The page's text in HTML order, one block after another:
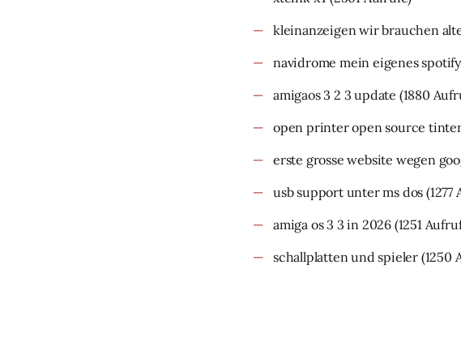
kleinanzeigen wir brauchen
navidrome mein eigenes spotify
amigaos 3 2 3 update (1880
open printer open source
erste grosse website wegen
usb support unter ms dos (1277
amiga os 3 3 in 2026 (1251
schallplatten und spieler (1250